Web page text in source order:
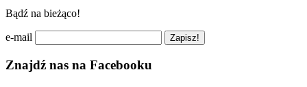
Bądź na bieżąco!
e-mail
Znajdź nas na Facebooku